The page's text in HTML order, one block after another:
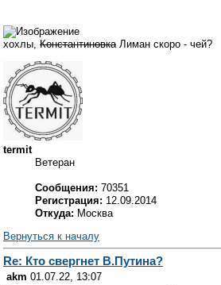
хохлы, Константиновка Лиман скоро - чей?
termit
Ветеран
Сообщения: 70351
Регистрация: 12.09.2014
Откуда: Москва
Вернуться к началу
Re: Кто свергнет В.Путина?
akm 01.07.22, 13:07